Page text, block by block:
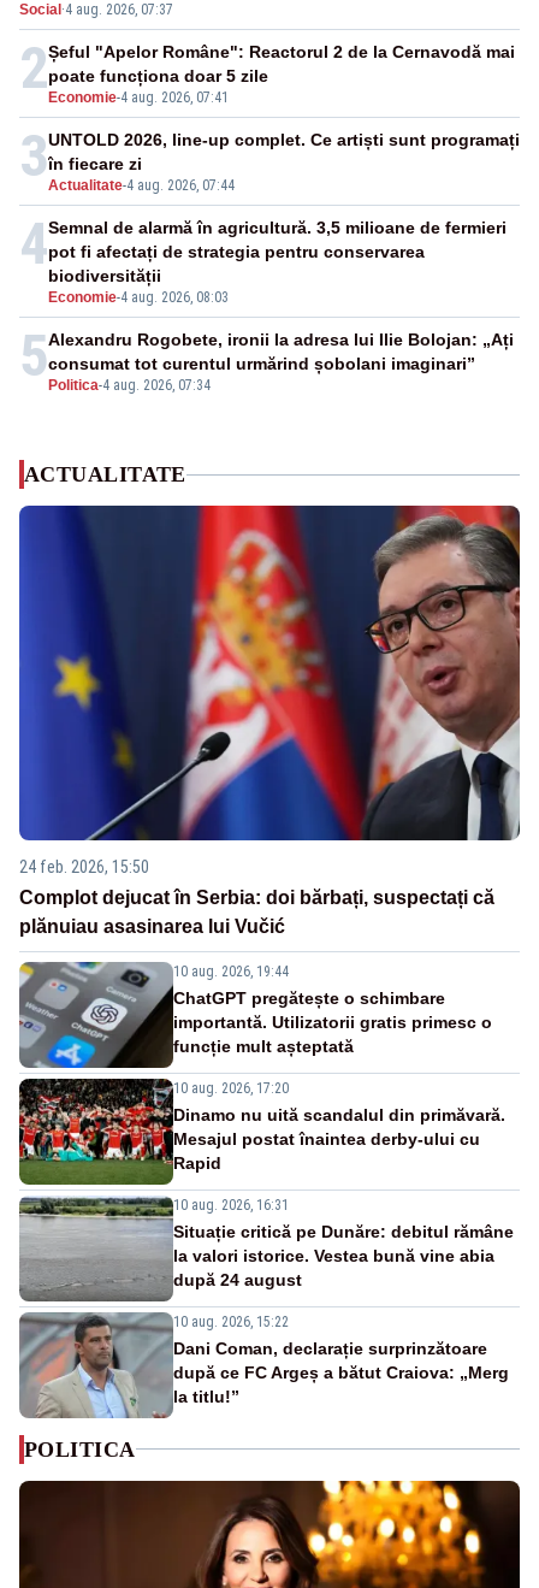
SAFE, interceptată de DNA
Social ·4 aug. 2026, 07:37
2 Economie-4 aug. 2026, 07:41
Șeful "Apelor Române": Reactorul 2 de la Cernavodă mai
poate funcționa doar 5 zile
3Actualitate-4 aug. 2026, 07:44
UNTOLD 2026, line-up complet. Ce artiști sunt programați
în fiecare zi
4
Economie-4 aug. 2026, 08:03
Semnal de alarmă în agricultură. 3,5 milioane de fermieri
pot fi afectați de strategia pentru conservarea
biodiversității
5 Politica-4 aug. 2026, 07:34
Alexandru Rogobete, ironii la adresa lui Ilie Bolojan: „Ați
consumat tot curentul urmărind șobolani imaginari”
ACTUALITATE
24 feb. 2026, 15:50
Complot dejucat în Serbia: doi bărbați, suspectați că
plănuiau asasinarea lui Vučić
10 aug. 2026, 19:44
ChatGPT pregătește o schimbare
importantă. Utilizatorii gratis primesc o
funcție mult așteptată
10 aug. 2026, 17:20
Dinamo nu uită scandalul din primăvară.
Mesajul postat înaintea derby-ului cu
Rapid
10 aug. 2026, 16:31
Situație critică pe Dunăre: debitul rămâne
la valori istorice. Vestea bună vine abia
după 24 august
10 aug. 2026, 15:22
Dani Coman, declarație surprinzătoare
după ce FC Argeș a bătut Craiova: „Merg
la titlu!”
POLITICA